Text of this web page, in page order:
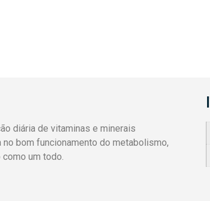
diária de vitaminas e minerais
bom funcionamento do metabolismo,
um todo.